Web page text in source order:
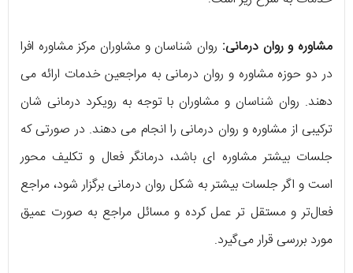
مشاوره و روان درمانی: روان شناسان و مشاوران مرکز مشاوره افرا
در دو حوزه مشاوره و روان درمانی به مراجعین خدمات ارائه می
دهند. روان شناسان و مشاوران با توجه به رویکرد درمانی شان
ترکیبی از مشاوره و روان درمانی را انجام می دهند. در صورتی که
جلسات بیشتر مشاوره ای باشد، درمانگر فعال و تکلیف محور
است و اگر جلسات بیشتر به شکل روان درمانی برگزار شود، مراجع
فعال‌تر و مستقل تر عمل کرده و مسائل مراجع به صورت عمیق
مورد بررسی قرار می‌گیرد.